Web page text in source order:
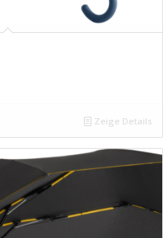
Zeige Details